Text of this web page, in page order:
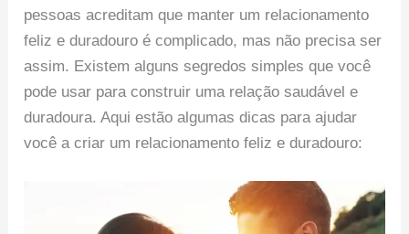
pessoas acreditam que manter um relacionamento
feliz e duradouro é complicado, mas não precisa ser
assim. Existem alguns segredos simples que você
pode usar para construir uma relação saudável e
duradoura. Aqui estão algumas dicas para ajudar
você a criar um relacionamento feliz e duradouro: